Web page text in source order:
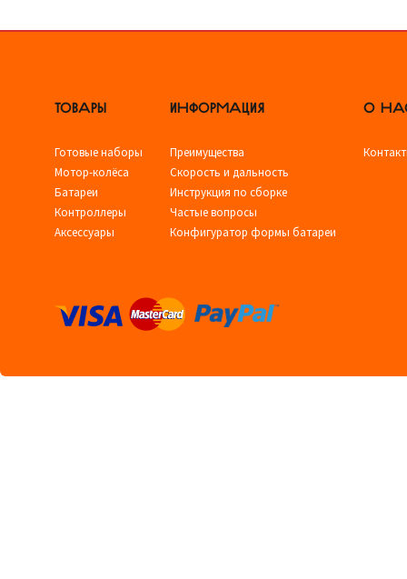
ТОВАРЫ
Готовые наборы
Мотор-колёса
Батареи
Контроллеры
Аксессуары
ИНФОРМАЦИЯ
Преимущества
Скорость и дальность
Инструкция по сборке
Частые вопросы
Конфигуратор формы батареи
О